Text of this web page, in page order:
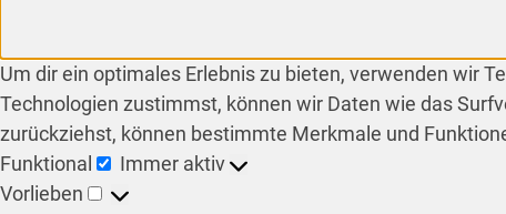
Um dir ein optimales Erlebnis zu bieten, verwenden wir
Technologien zustimmst, können wir Daten wie das
zurückziehst, können bestimmte Merkmale und
Funktional
Immer aktiv
Vorlieben